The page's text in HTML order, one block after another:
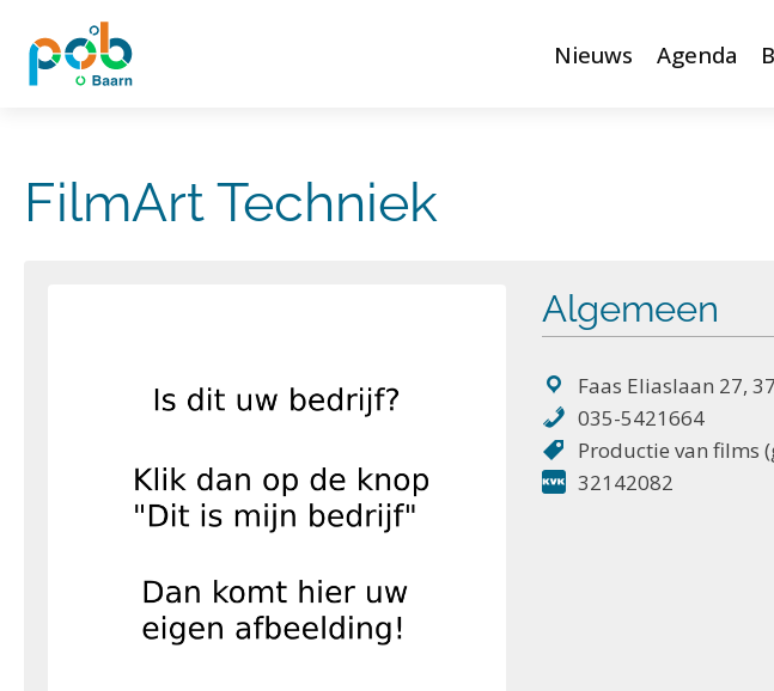
Nieuws Agenda
FilmArt Techniek
Algemeen
Faas Eliaslaan 27,
035-5421664
Productie van films
32142082